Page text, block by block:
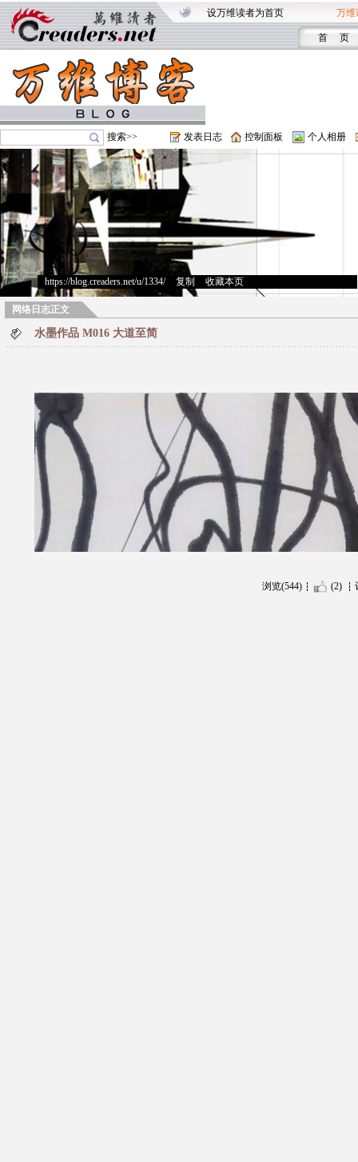
设万维读者为首页 万维
首 页
搜索>> 发表日志 控制面板 个人相册
https://blog.creaders.net/u/1334/> 复制 收藏本页
网络日志正文
水墨作品 M016 大道至简
浏览(544) (2)